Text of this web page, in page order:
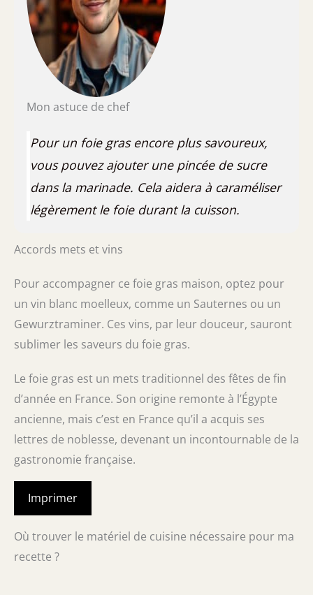
Mon astuce de chef
Pour un foie gras encore plus savoureux,
vous pouvez ajouter une pincée de sucre
dans la marinade. Cela aidera à caraméliser
légèrement le foie durant la cuisson.
Accords mets et vins
Pour accompagner ce foie gras maison, optez pour
un vin blanc moelleux, comme un Sauternes ou un
Gewurztraminer. Ces vins, par leur douceur, sauront
sublimer les saveurs du foie gras.
Le foie gras est un mets traditionnel des fêtes de fin
d’année en France. Son origine remonte à l’Égypte
ancienne, mais c’est en France qu’il a acquis ses
lettres de noblesse, devenant un incontournable de la
gastronomie française.
Imprimer
Où trouver le matériel de cuisine nécessaire pour ma
recette ?